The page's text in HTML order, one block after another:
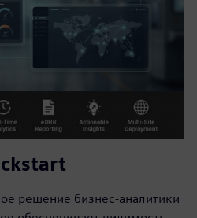
решение бизнес-аналитики